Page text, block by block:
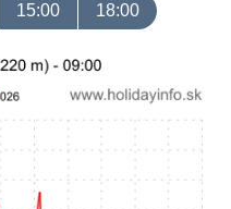
15:00 18:00